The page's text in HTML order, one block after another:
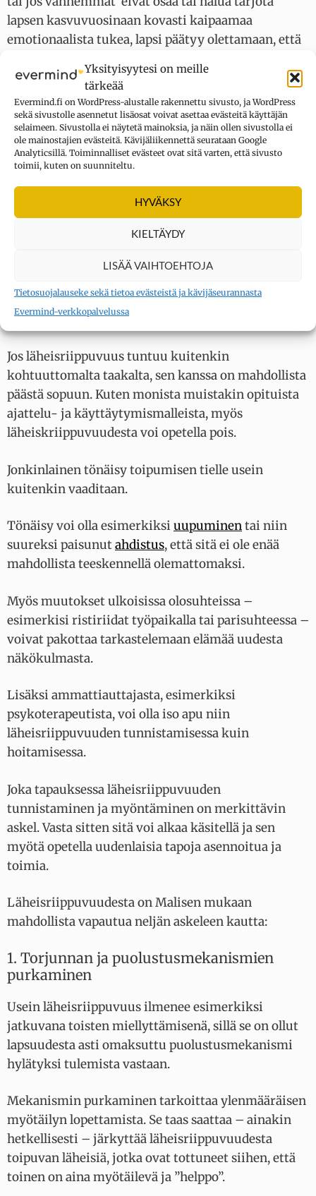
Yksityisyytesi on meille
tärkeää
Evermind.fi on WordPress-alustalle rakennettu sivusto, ja WordPress
sekä sivustolle asennetut lisäosat voivat asettaa evästeitä käyttäjän
selaimeen. Sivustolla ei näytetä mainoksia, ja näin ollen sivustolla ei
ole mainostajien evästeitä. Kävijäliikennettä seurataan Google
Analyticsillä. Toiminnalliset evästeet ovat sitä varten, että sivusto
toimii, kuten on suunniteltu.
HYVÄKSY
KIELTÄYDY
LISÄÄ VAIHTOEHTOJA
Tietosuojalauseke sekä tietoa evästeistä ja kävijäseurannasta
Evermind-verkkopalvelussa
lapsen kasvuvuosinaan kovasti kaipaamaa
emotionaalista tukea, lapsi päätyy olettamaan, että
Ajatus omasta riittämättömyydestä puolestaan
tarjoaa mitä hedelmällisimmän kasvualustan
läheisriippuvuuden kehittymiselle. Kun oma itse ei
riitä, olemassaolo saa merkityksensä toisten
ihmisten kautta.
Voiko läheisriippuvuudesta päästä
Lähes jokainen meistä on ainakin pikkuisen
läheisistään, tehdä asioita heidän puolestaan ja
haluta heidän parastaan.
Jos läheisriippuvuus tuntuu kuitenkin
kohtuuttomalta taakalta, sen kanssa on mahdollista
päästä sopuun. Kuten monista muistakin opituista
ajattelu- ja käyttäytymismalleista, myös
läheiskriippuvuudesta voi opetella pois.
Jonkinlainen tönäisy toipumisen tielle usein
kuitenkin vaaditaan.
Tönäisy voi olla esimerkiksi uupuminentai niin
suureksi paisunutahdistus, että sitä ei ole enää
mahdollista teeskennellä olemattomaksi.
Myös muutokset ulkoisissa olosuhteissa –
esimerkisi ristiriidat työpaikalla tai parisuhteessa –
voivat pakottaa tarkastelemaan elämää uudesta
näkökulmasta.
Lisäksi ammattiauttajasta, esimerkiksi
psykoterapeutista, voi olla iso apu niin
läheisriippuvuuden tunnistamisessa kuin
hoitamisessa.
Joka tapauksessa läheisriippuvuuden
tunnistaminen ja myöntäminen on merkittävin
askel. Vasta sitten sitä voi alkaa käsitellä ja sen
myötä opetella uudenlaisia tapoja asennoitua ja
toimia.
Läheisriippuvuudesta on Malisen mukaan
mahdollista vapautua neljän askeleen kautta:
1. Torjunnan ja puolustusmekanismien
purkaminen
Usein läheisriippuvuus ilmenee esimerkiksi
jatkuvana toisten miellyttämisenä, sillä se on ollut
lapsuudesta asti omaksuttu puolustusmekanismi
hylätyksi tulemista vastaan.
Mekanismin purkaminen tarkoittaa ylenmääräisen
myötäilyn lopettamista. Se taas saattaa – ainakin
hetkellisesti – järkyttää läheisriippuvuudesta
toipuvan läheisiä, jotka ovat tottuneet siihen, että
toinen on aina myötäilevä ja ”helppo”.